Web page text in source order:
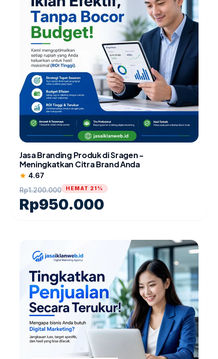
Jasa Branding Produk di Sragen -
Meningkatkan Citra Brand Anda
star 4.67
Rp1.200.000
Rp950.000
HEMAT 21%